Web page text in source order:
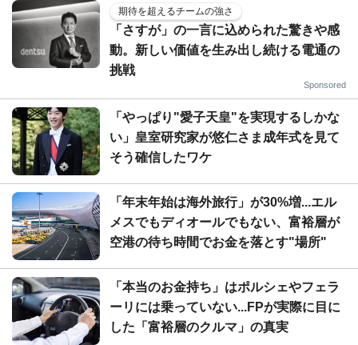
期待を超えるチームの強さ
「さすが」の一言に込められた驚きや感
動。新しい価値を生み出し続ける電通の
挑戦
Sponsored
「やっぱり"愛子天皇"を実現するしかな
い」皇室研究家が悠仁さま成年式を見て
そう確信したワケ
「年末年始は海外旅行」が30%増...エル
メスでもディオールでもない、富裕層が
空港の待ち時間でお金を落とす"場所"
「本当のお金持ち」はポルシェやフェラ
ーリには乗っていない...FPが実際に目に
した「富裕層のクルマ」の真実